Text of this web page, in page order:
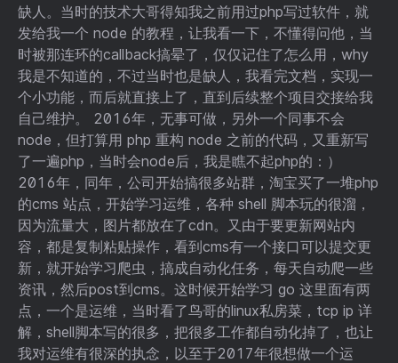
缺人。当时的技术大哥得知我之前用过php写过软件，就
发给我一个 node 的教程，让我看一下，不懂得问他，当
时被那连环的callback搞晕了，仅仅记住了怎么用，why
我是不知道的，不过当时也是缺人，我看完文档，实现一
个小功能，而后就直接上了，直到后续整个项目交接给我
自己维护。 2016年，无事可做，另外一个同事不会
node，但打算用 php 重构 node 之前的代码，又重新写
了一遍php，当时会node后，我是瞧不起php的：）
2016年，同年，公司开始搞很多站群，淘宝买了一堆php
的cms 站点，开始学习运维，各种 shell 脚本玩的很溜，
因为流量大，图片都放在了cdn。又由于要更新网站内
容，都是复制粘贴操作，看到cms有一个接口可以提交更
新，就开始学习爬虫，搞成自动化任务，每天自动爬一些
资讯，然后post到cms。这时候开始学习 go 这里面有两
点，一个是运维，当时看了鸟哥的linux私房菜，tcp ip 详
解，shell脚本写的很多，把很多工作都自动化掉了，也让
我对运维有很深的执念，以至于2017年很想做一个运